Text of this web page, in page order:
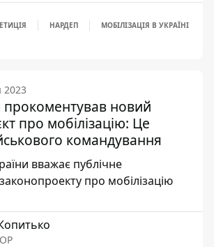
НАРДЕП МОБІЛІЗАЦІЯ В УКРАЇНІ
2023
прокоментував новий
про мобілізацію: Це
командування
вважає публічне
про мобілізацію